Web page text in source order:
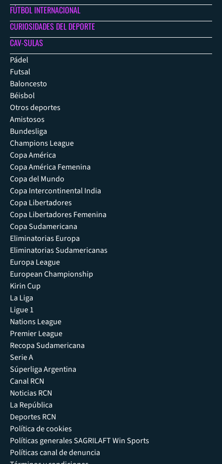
FÚTBOL INTERNACIONAL
CURIOSIDADES DEL DEPORTE
CAV-SULAS
Pádel
Futsal
Baloncesto
Béisbol
Otros deportes
Amistosos
Bundesliga
Champions League
Copa América
Copa América Femenina
Copa del Mundo
Copa Intercontinental India
Copa Libertadores
Copa Libertadores Femenina
Copa Sudamericana
Eliminatorias Europa
Eliminatorias Sudamericanas
Europa League
European Championship
Kirin Cup
La Liga
Ligue 1
Nations League
Premier League
Recopa Sudamericana
Serie A
Súperliga Argentina
Canal RCN
Noticias RCN
La República
Deportes RCN
Política de cookies
Políticas generales SAGRILAFT Win Sports
Políticas canal de denuncia